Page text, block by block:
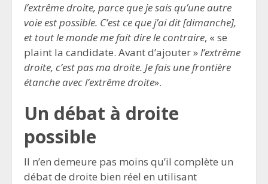
l’extrême droite, parce que je sais qu’une autre
voie est possible. C’est ce que j’ai dit [dimanche],
et tout le monde me fait dire le contraire, « se
plaint la candidate. Avant d’ajouter »l’extrême
droite, c’est pas ma droite. Je fais une frontière
étanche avec l’extrême droite».
Un débat à droite
possible
Il n’en demeure pas moins qu’il complète un
débat de droite bien réel en utilisant